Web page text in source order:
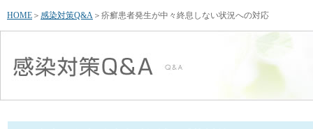
HOME ＞ 感染対策Q&A ＞ 疥癬患者発生が中々終息しない状況への対応